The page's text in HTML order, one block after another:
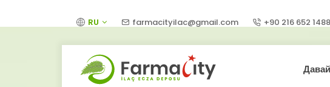
RU farmacityilac@gmail.com +90 216 652 1488